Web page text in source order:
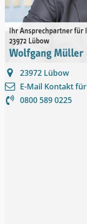
23972 Lübow
E-Mail Kontakt für
0800 589 0225